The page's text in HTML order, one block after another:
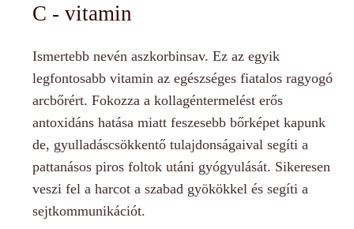
C - vitamin
Ismertebb nevén aszkorbinsav. Ez az egyik
legfontosabb vitamin az egészséges fiatalos ragyogó
arcbőrért. Fokozza a kollagéntermelést erős
antoxidáns hatása miatt feszesebb bőrképet kapunk
de, gyulladáscsökkentő tulajdonságaival segíti a
pattanásos piros foltok utáni gyógyulását. Sikeresen
veszi fel a harcot a szabad gyökökkel és segíti a
sejtkommunikációt.